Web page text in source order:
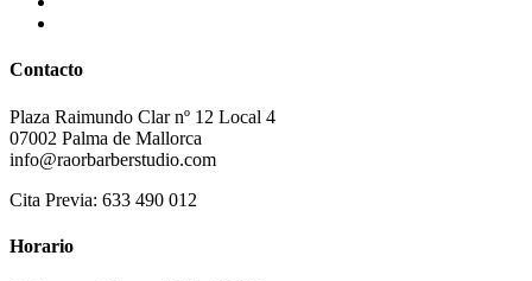
Contacto
Plaza Raimundo Clar nº 12 Local 4
07002 Palma de Mallorca
info@raorbarberstudio.com
Cita Previa: 633 490 012
Horario